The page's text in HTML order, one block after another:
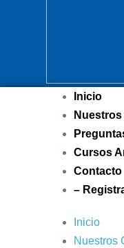
Inicio
Cursos
Contacto
–
Inicio
Nuestros